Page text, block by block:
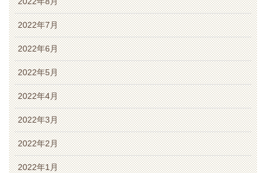
2022年7月
2022年6月
2022年5月
2022年4月
2022年3月
2022年2月
2022年1月